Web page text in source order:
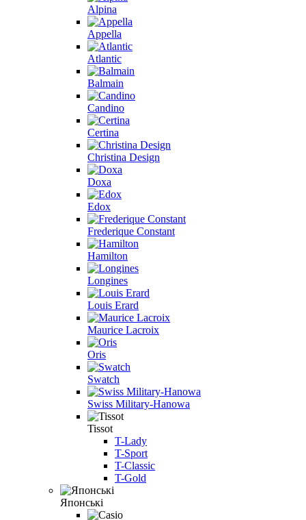
Alpina
Appella
Atlantic
Balmain
Candino
Certina
Christina Design
Doxa
Edox
Frederique Constant
Hamilton
Longines
Louis Erard
Maurice Lacroix
Oris
Swatch
Swiss Military-Hanowa
Tissot
T-Lady
T-Sport
T-Classic
T-Gold
Японські